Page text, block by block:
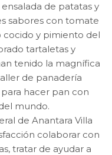
de patatas y
sabores con tomate
cocido y pimiento del
tartaletas y
tenido la magnífica
de panadería
hacer pan con
mundo.
de Anantara Villa
colaborar con
tratar de ayudar a